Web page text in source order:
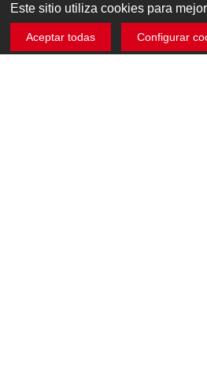
Este sitio utiliza cookies para
Aceptar todas Configurar